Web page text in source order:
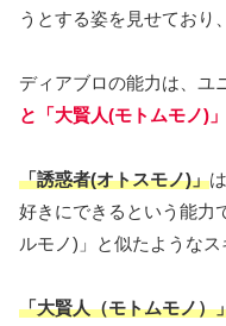
うとする姿を見せており
ディアブロの能力は、ユ
と「大賢人(モトムモノ)」
「誘惑者(オトスモノ)」
好きにできるという能力
ルモノ)」と似たようなス
「大賢人（モトムモノ）